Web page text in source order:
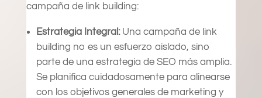
campaña de link building:
Estrategia Integral:Una campaña de link
building no es un esfuerzo aislado, sino
parte de una estrategia de SEO más amplia.
Se planifica cuidadosamente para alinearse
con los objetivos generales de marketing y